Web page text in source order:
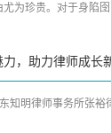
为珍贵。对于身陷囹
曙光。近日，广东知
，助力律师成长
知明律师事务所张裕
圳市律师协会第二期